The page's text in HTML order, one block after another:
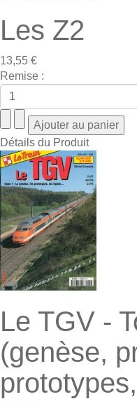
Les Z2
13,55 €
Remise :
Détails du Produit
Le TGV -
(genèse,